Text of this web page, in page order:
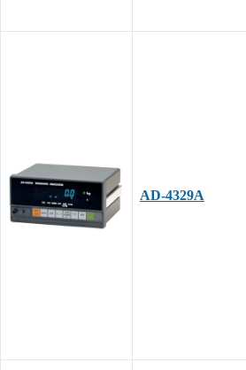
AD-4329A